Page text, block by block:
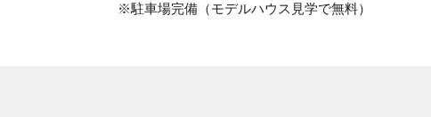
※駐車場完備（モデルハウス見学で無料）